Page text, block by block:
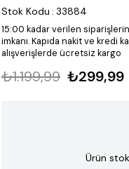
Stok Kodu : 33884
15:00 kadar verilen
imkanı.Kapıda nakit ve kredi
alışverişlerde ücretsiz kargo
₺1.199,99 ₺299,99
Ürün